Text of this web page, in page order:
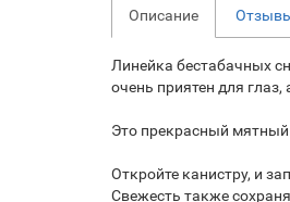
Описание
Линейка бестабачных
очень приятен для
Это прекрасный мятный
Откройте канистру, и
Свежесть также